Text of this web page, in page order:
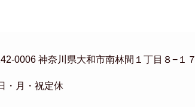
0006 神奈川県大和市南林間１丁目８−１７
・月・祝定休